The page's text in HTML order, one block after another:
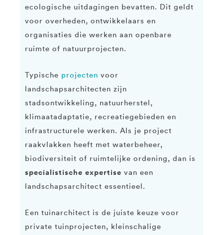
ecologische uitdagingen bevatten. Dit geldt
voor overheden, ontwikkelaars en
organisaties die werken aan openbare
ruimte of natuurprojecten.
Typische projecten voor
landschapsarchitecten zijn
stadsontwikkeling, natuurherstel,
klimaatadaptatie, recreatiegebieden en
infrastructurele werken. Als je project
raakvlakken heeft met waterbeheer,
biodiversiteit of ruimtelijke ordening, dan is
specialistische expertise van een
landschapsarchitect essentieel.
Een tuinarchitect is de juiste keuze voor
private tuinprojecten, kleinschalige